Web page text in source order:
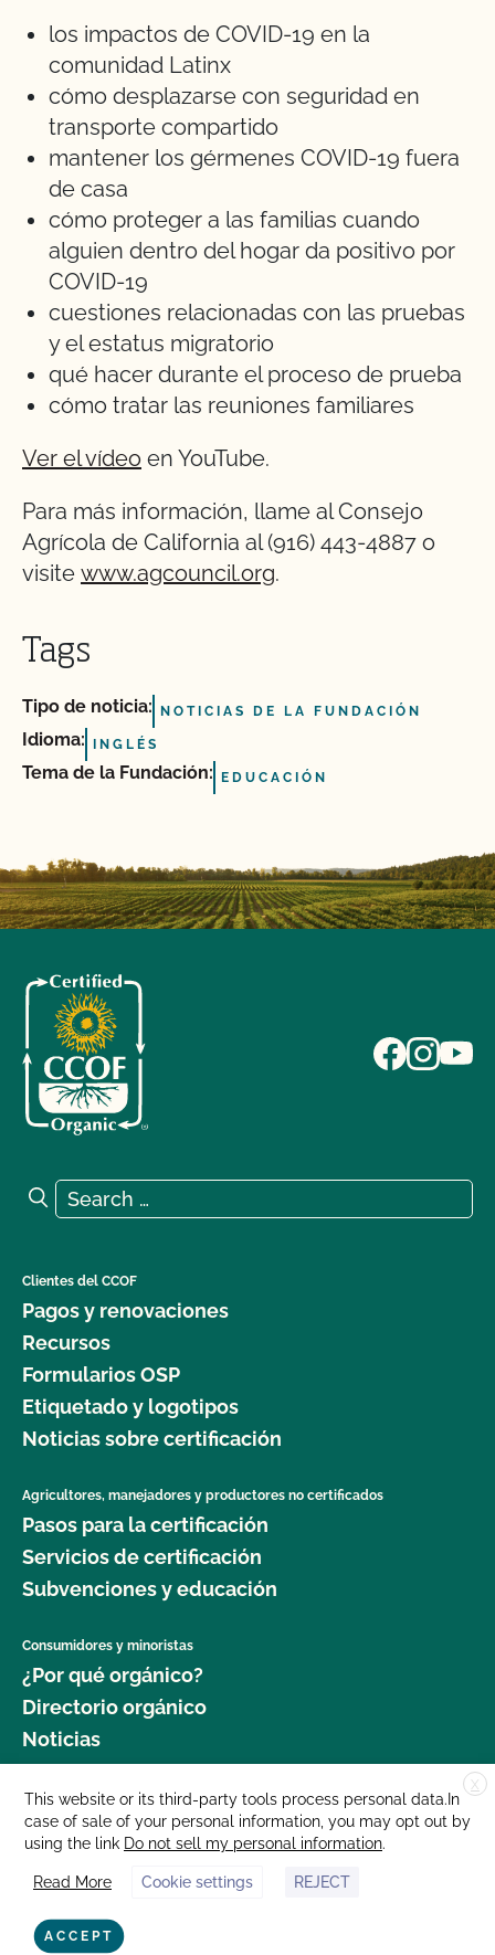
los impactos de COVID-19 en la
comunidad Latinx
cómo desplazarse con seguridad en
transporte compartido
mantener los gérmenes COVID-19 fuera
de casa
cómo proteger a las familias cuando
alguien dentro del hogar da positivo por
COVID-19
cuestiones relacionadas con las pruebas
y el estatus migratorio
qué hacer durante el proceso de prueba
cómo tratar las reuniones familiares
Ver el vídeo en YouTube.
Para más información, llame al Consejo
Agrícola de California al (916) 443-4887 o
visite www.agcouncil.org.
Tags
Tipo de noticia: NOTICIAS DE LA FUNDACIÓN
Idioma: INGLÉS
Tema de la Fundación: EDUCACIÓN
Search for:
Search
Clientes del CCOF
Pagos y renovaciones
Recursos
Formularios OSP
Etiquetado y logotipos
Noticias sobre certificación
Agricultores, manejadores y productores no certificados
Pasos para la certificación
Servicios de certificación
Subvenciones y educación
Consumidores y minoristas
¿Por qué orgánico?
Directorio orgánico
Noticias
Donar
Carreras profesionales
Sala de prensa
Contáctenos
877 Cedar Street, Suite 248, Santa Cruz, CA 95060 © 2025 CCOF.org
X
This website or its third-party tools process personal data.In
case of sale of your personal information, you may opt out by
using the link Do not sell my personal information.
Read More Cookie settings REJECT
ACCEPT